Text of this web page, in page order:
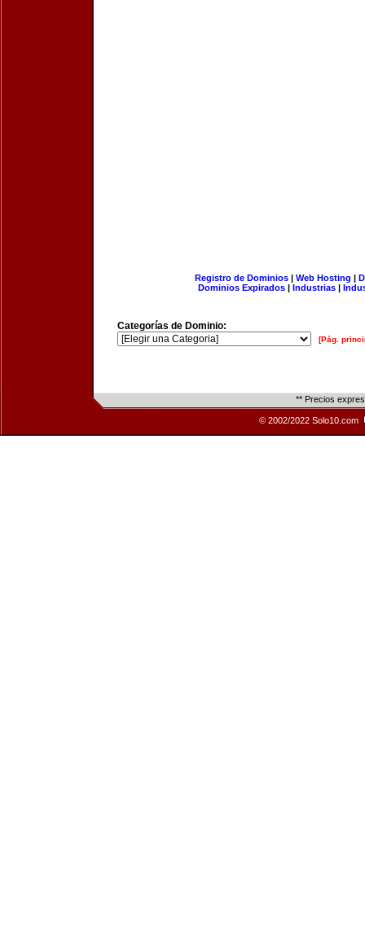
Registro de Dominios| Web Hosting |
Dominios Expirados | Industrias |
Categorías de Dominio:
[Pág.
** Precios
© 2002/2022 Solo10.com